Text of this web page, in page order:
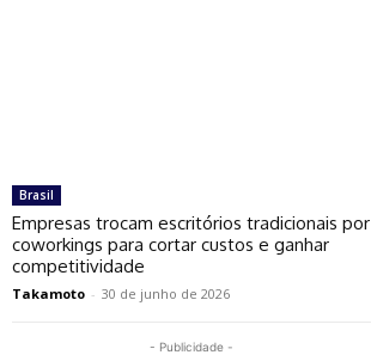
Brasil
Empresas trocam escritórios tradicionais por
coworkings para cortar custos e ganhar
competitividade
Takamoto - 30 de junho de 2026
- Publicidade -